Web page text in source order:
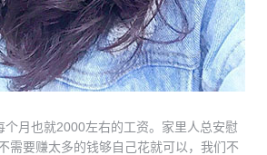
个月也就2000左右的工资。家里人总安慰
需要赚太多的钱够自己花就可以，我们不